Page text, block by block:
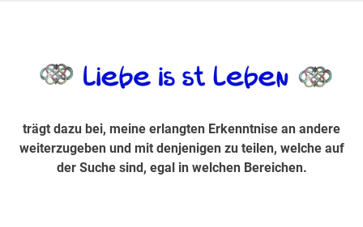
Suche sind, egal in welchen Bereichen.
trägt dazu bei, meine erlangten Erkenntnise an andere
weiterzugeben und mit denjenigen zu teilen, welche auf
der Suche sind, egal in welchen Bereichen.